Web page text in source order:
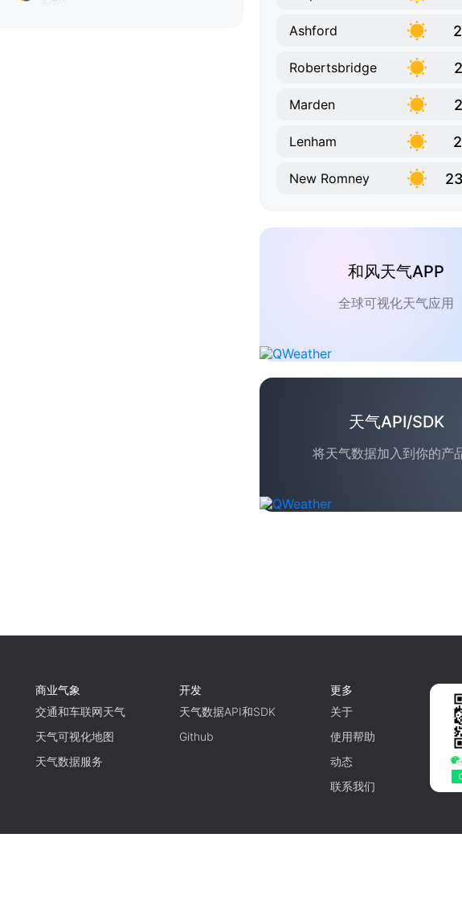
Ashford
Robertsbridge
Marden
Lenham
New Romney
和风天气APP
全球可视化天气应用
天气API/SDK
将天气数据加入到你的产
商业气象
交通和车联网天气
天气可视化地图
天气数据服务
开发
天气数据API和SDK
Github
更多
关于
使用帮助
动态
联系我们